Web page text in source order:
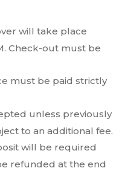
will take place
Check-out must be
must be paid strictly
unless previously
to an additional fee.
will be required
refunded at the end